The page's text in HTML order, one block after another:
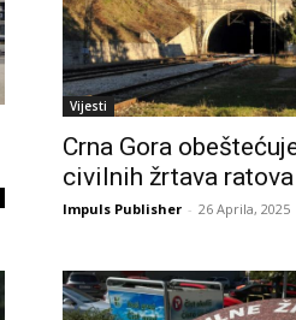
Vijesti
Crna Gora
civilnih žrtava
Impuls Publisher - 26 Aprila, 2025